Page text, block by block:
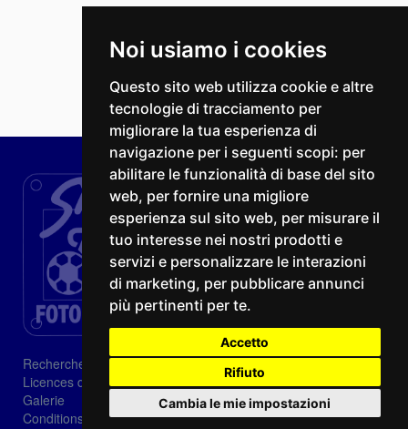
Noi usiamo i cookies
Questo sito web utilizza cookie e altre
tecnologie di tracciamento per
migliorare la tua esperienza di
navigazione per i seguenti scopi: per
abilitare le funzionalità di base del sito
web, per fornire una migliore
esperienza sul sito web, per misurare il
tuo interesse nei nostri prodotti e
servizi e personalizzare le interazioni
di marketing, per pubblicare annunci
più pertinenti per te.
Accetto
Rifiuto
Cambia le mie impostazioni
Recherche
Licences d'image
Galerie
Conditions de vente